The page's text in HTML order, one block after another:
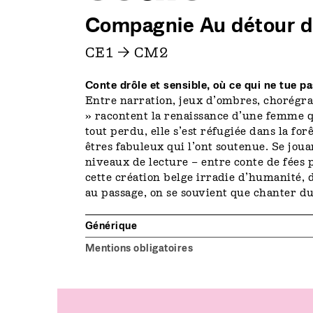
Compagnie Au détour
CE1 → CM2
Conte drôle et sensible, où ce qui ne tue
Entre narration, jeux d’ombres,
» racontent la renaissance d’une femme
tout perdu, elle s’est réfugiée dans la
êtres fabuleux qui l’ont soutenue. Se
niveaux de lecture – entre conte de
cette création belge irradie d’humanité,
au passage, on se souvient que chanter
Générique
Mentions obligatoires